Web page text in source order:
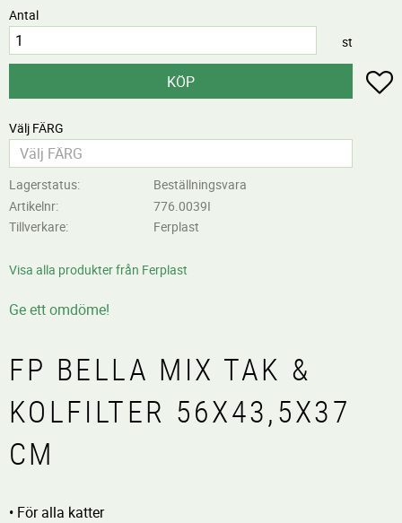
Antal
st
KÖP
Välj FÄRG
Lagerstatus
Beställningsvara
Artikelnr
776.0039I
Tillverkare
Ferplast
Visa alla produkter från Ferplast
Ge ett omdöme!
FP BELLA MIX TAK &
KOLFILTER 56X43,5X37
CM
• För alla katter